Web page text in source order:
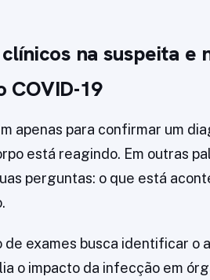
na suspeita e
COVID-19
apenas para confirmar um
está reagindo. Em outras
perguntas: o que está
de exames busca identificar o
o impacto da infecção em